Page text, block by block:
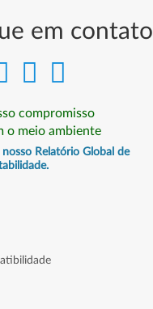
em contato
compromisso
o meio ambiente
nosso Relatório Global de